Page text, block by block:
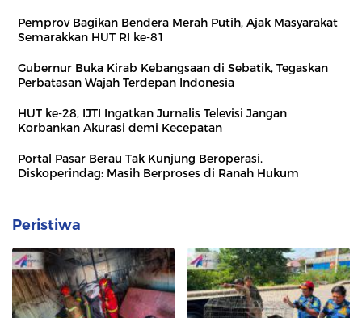
Pemprov Bagikan Bendera Merah Putih, Ajak Masyarakat
Semarakkan HUT RI ke-81
Gubernur Buka Kirab Kebangsaan di Sebatik, Tegaskan
Perbatasan Wajah Terdepan Indonesia
HUT ke-28, IJTI Ingatkan Jurnalis Televisi Jangan
Korbankan Akurasi demi Kecepatan
Portal Pasar Berau Tak Kunjung Beroperasi,
Diskoperindag: Masih Berproses di Ranah Hukum
Peristiwa